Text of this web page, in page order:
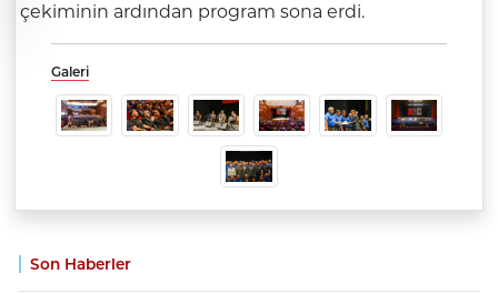
Son Haberler
çekiminin ardından program sona erdi.
Galeri